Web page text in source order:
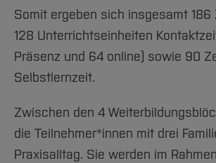
Somit ergeben sich insgesamt 186
128 Unterrichtseinheiten
Präsenz und 64 online) sowie 90
Selbstlernzeit.
Zwischen den 4
die Teilnehmer*innen mit drei
Praxisalltag. Sie werden im